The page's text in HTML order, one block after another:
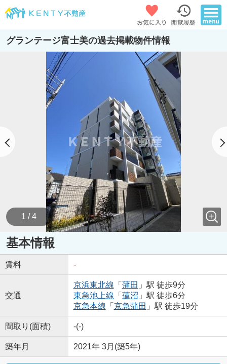
グランテージ富士美の過去掲載物件情報
1 / 4
基本情報
賃料 -
交通
京浜東北線 「 蒲田 」駅 徒歩9分
東急池上線 「 蓮沼 」駅 徒歩6分
京急本線 「 京急蒲田 」駅 徒歩19分
間取り(面積) -(-)
築年月 2021年 3月(築5年)